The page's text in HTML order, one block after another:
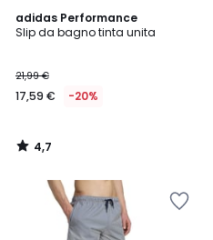
adidas Performance
Slip da bagno tinta unita
21,99 €
17,59 € -20%
4,7
/ 5
4,7
/